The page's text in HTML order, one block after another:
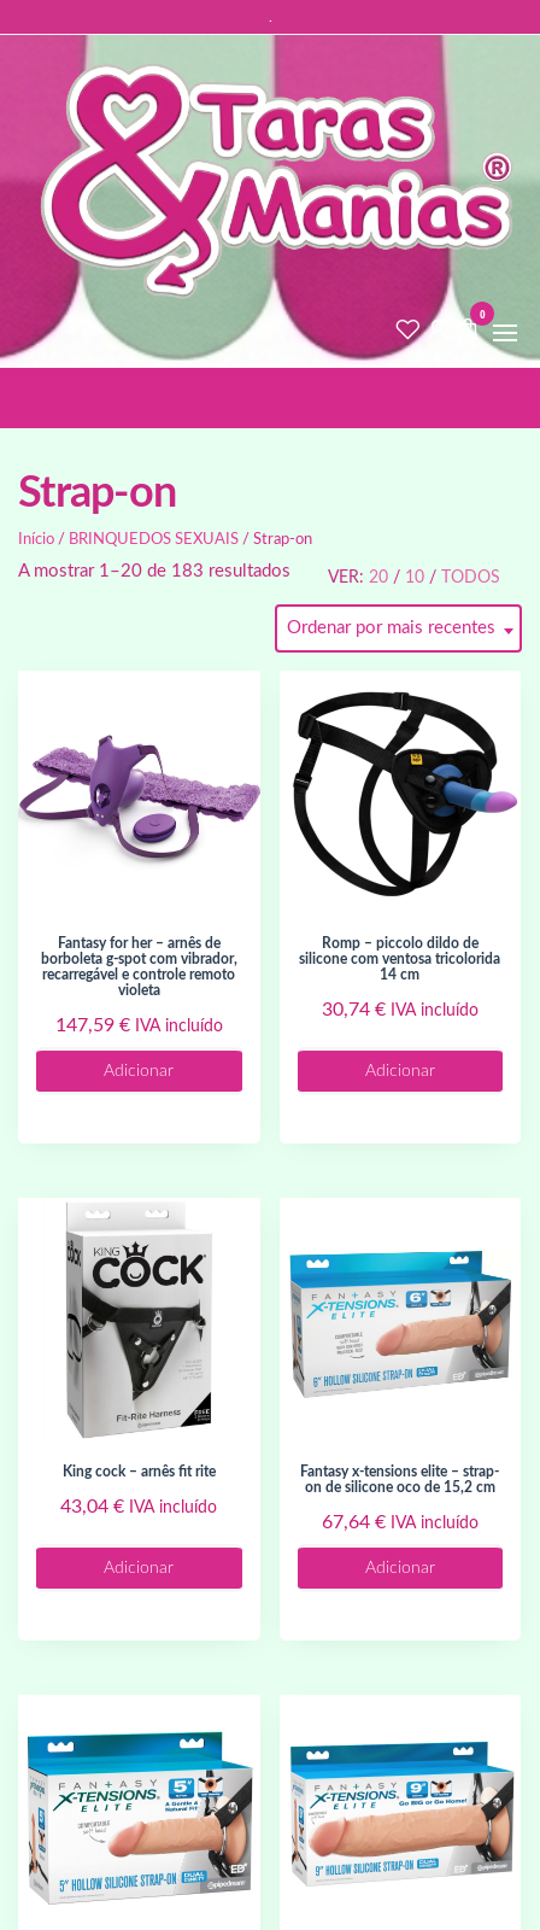
0
Strap-on
Início / BRINQUEDOS SEXUAIS / Strap-on
VER: 20 / 10 / TODOS
A mostrar 1–20 de 183 resultados
Ordenar por mais recentes
fantasy for her – arnês de
borboleta g-spot com vibrador,
recarregável e controle remoto
violeta
147,59 € IVA incluído
Adicionar
romp – piccolo dildo de
silicone com ventosa tricolorida
14 cm
30,74 € IVA incluído
Adicionar
king cock – arnês fit rite
43,04€ IVA incluído
Adicionar
fantasy x-tensions elite – strap-
on de silicone oco de 15,2 cm
67,64 € IVA incluído
Adicionar